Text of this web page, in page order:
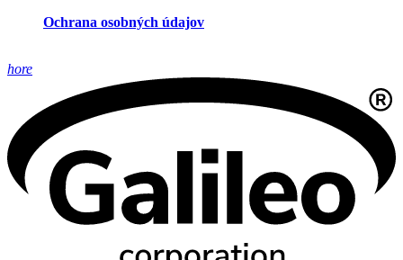
Ochrana osobných údajov
hore